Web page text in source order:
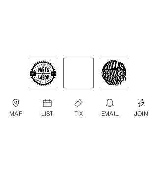
MAP LIST TIX EMAIL JOIN